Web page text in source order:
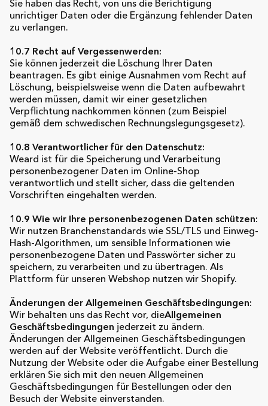
Sie haben das Recht, von uns die Berichtigung
unrichtiger Daten oder die Ergänzung fehlender Daten
zu verlangen.
10.7 Recht auf Vergessenwerden:
Sie können jederzeit die Löschung Ihrer Daten
beantragen. Es gibt einige Ausnahmen vom Recht auf
Löschung, beispielsweise wenn die Daten aufbewahrt
werden müssen, damit wir einer gesetzlichen
Verpflichtung nachkommen können (zum Beispiel
gemäß dem schwedischen Rechnungslegungsgesetz).
10.8 Verantwortlicher für den Datenschutz:
Weard ist für die Speicherung und Verarbeitung
personenbezogener Daten im Online-Shop
verantwortlich und stellt sicher, dass die geltenden
Vorschriften eingehalten werden.
10.9 Wie wir Ihre personenbezogenen Daten schützen:
Wir nutzen Branchenstandards wie SSL/TLS und Einweg-
Hash-Algorithmen, um sensible Informationen wie
personenbezogene Daten und Passwörter sicher zu
speichern, zu verarbeiten und zu übertragen. Als
Plattform für unseren Webshop nutzen wir Shopify.
Änderungen der Allgemeinen Geschäftsbedingungen:
Wir behalten uns das Recht vor, dieAllgemeinen
Geschäftsbedingungen jederzeit zu ändern.
Änderungen der Allgemeinen Geschäftsbedingungen
werden auf der Website veröffentlicht. Durch die
Nutzung der Website oder die Aufgabe einer Bestellung
erklären Sie sich mit den neuen Allgemeinen
Geschäftsbedingungen für Bestellungen oder den
Besuch der Website einverstanden.